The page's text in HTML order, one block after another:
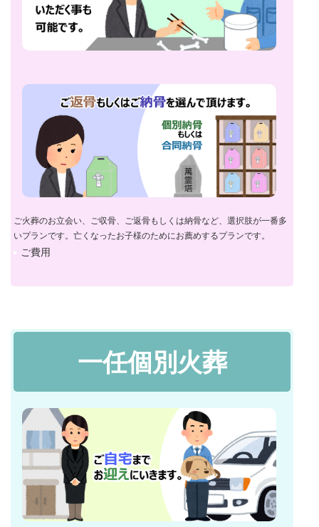
ご火葬のお立会い、ご収骨、ご返骨もしくは納骨など、選択肢が一番多
いプランです。亡くなったお子様のためにお薦めするプランです。
ご費用
一任個別火葬